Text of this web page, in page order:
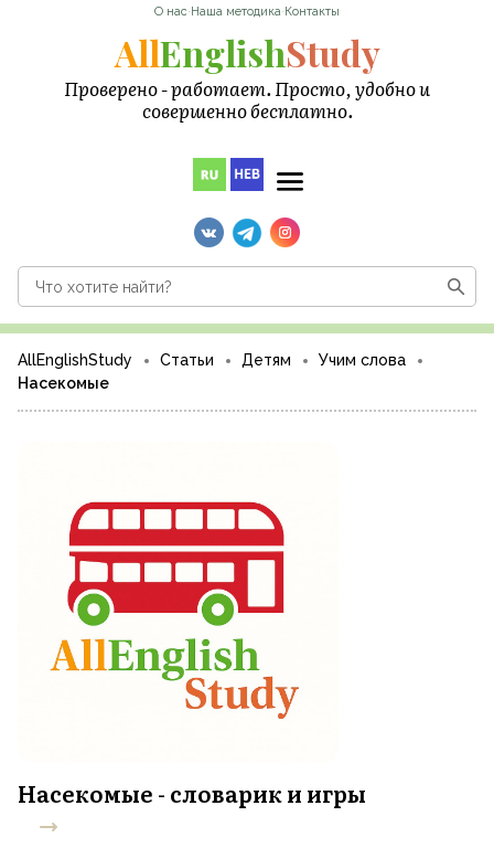
О нас·Наша методика·Контакты
AllEnglishStudy
Проверено - работает. Просто, удобно и
совершенно бесплатно.
AllEnglishStudy Статьи Детям
Учим слова
Насекомые
Насекомые - словарик и игры